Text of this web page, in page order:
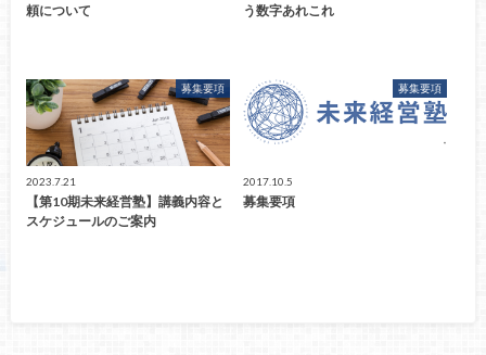
頼について
う数字あれこれ
募集要項
2023.7.21
【第10期未来経営塾】講義内容と
スケジュールのご案内
募集要項
2017.10.5
募集要項